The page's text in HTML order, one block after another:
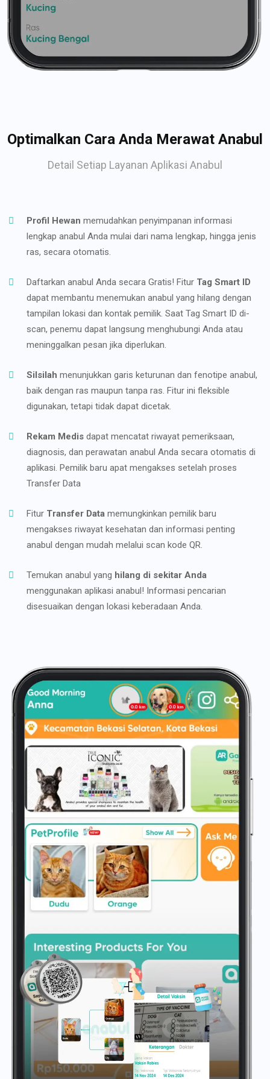
Optimalkan Cara Anda Merawat Anabul
Detail Setiap Layanan Aplikasi Anabul
Profil Hewan memudahkan penyimpanan informasi
lengkap anabul Anda mulai dari nama lengkap, hingga jenis
ras, secara otomatis.
Daftarkan anabul Anda secara Gratis! Fitur Tag Smart ID
dapat membantu menemukan anabul yang hilang dengan
tampilan lokasi dan kontak pemilik. Saat Tag Smart ID di-
scan, penemu dapat langsung menghubungi Anda atau
meninggalkan pesan jika diperlukan.
Silsilah menunjukkan garis keturunan dan fenotipe anabul,
baik dengan ras maupun tanpa ras. Fitur ini fleksible
digunakan, tetapi tidak dapat dicetak.
Rekam Medis dapat mencatat riwayat pemeriksaan,
diagnosis, dan perawatan anabul Anda secara otomatis di
aplikasi. Pemilik baru apat mengakses setelah proses
Transfer Data
Fitur Transfer Data memungkinkan pemilik baru
mengakses riwayat kesehatan dan informasi penting
anabul dengan mudah melalui scan kode QR.
Temukan anabul yang hilang di sekitar Anda
menggunakan aplikasi anabul! Informasi pencarian
disesuaikan dengan lokasi keberadaan Anda.